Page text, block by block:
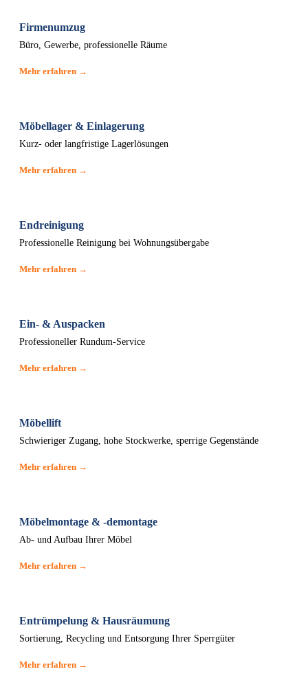
Firmenumzug
Büro, Gewerbe, professionelle Räume
Mehr erfahren →
Möbellager & Einlagerung
Kurz- oder langfristige Lagerlösungen
Mehr erfahren →
Endreinigung
Professionelle Reinigung bei Wohnungsübergabe
Mehr erfahren →
Ein- & Auspacken
Professioneller Rundum-Service
Mehr erfahren →
Möbellift
Schwieriger Zugang, hohe Stockwerke, sperrige Gegenstände
Mehr erfahren →
Möbelmontage & -demontage
Ab- und Aufbau Ihrer Möbel
Mehr erfahren →
Entrümpelung & Hausräumung
Sortierung, Recycling und Entsorgung Ihrer Sperrgüter
Mehr erfahren →